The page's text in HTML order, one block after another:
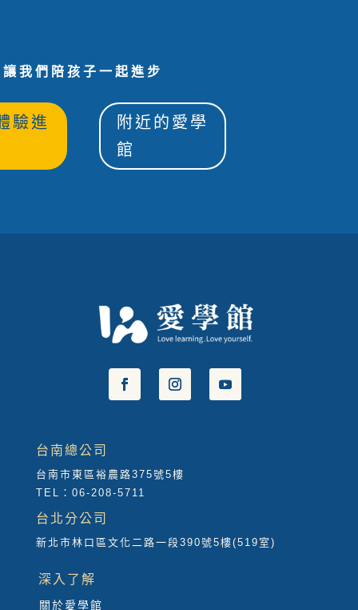
讓我們陪孩子一起進步
驗進
附近的愛學
館
台南總公司
台南市東區裕農路375號5樓
TEL：06-208-5711
台北分公司
新北市林口區文化二路一段390號5樓(519室)
深入了解
關於愛學館